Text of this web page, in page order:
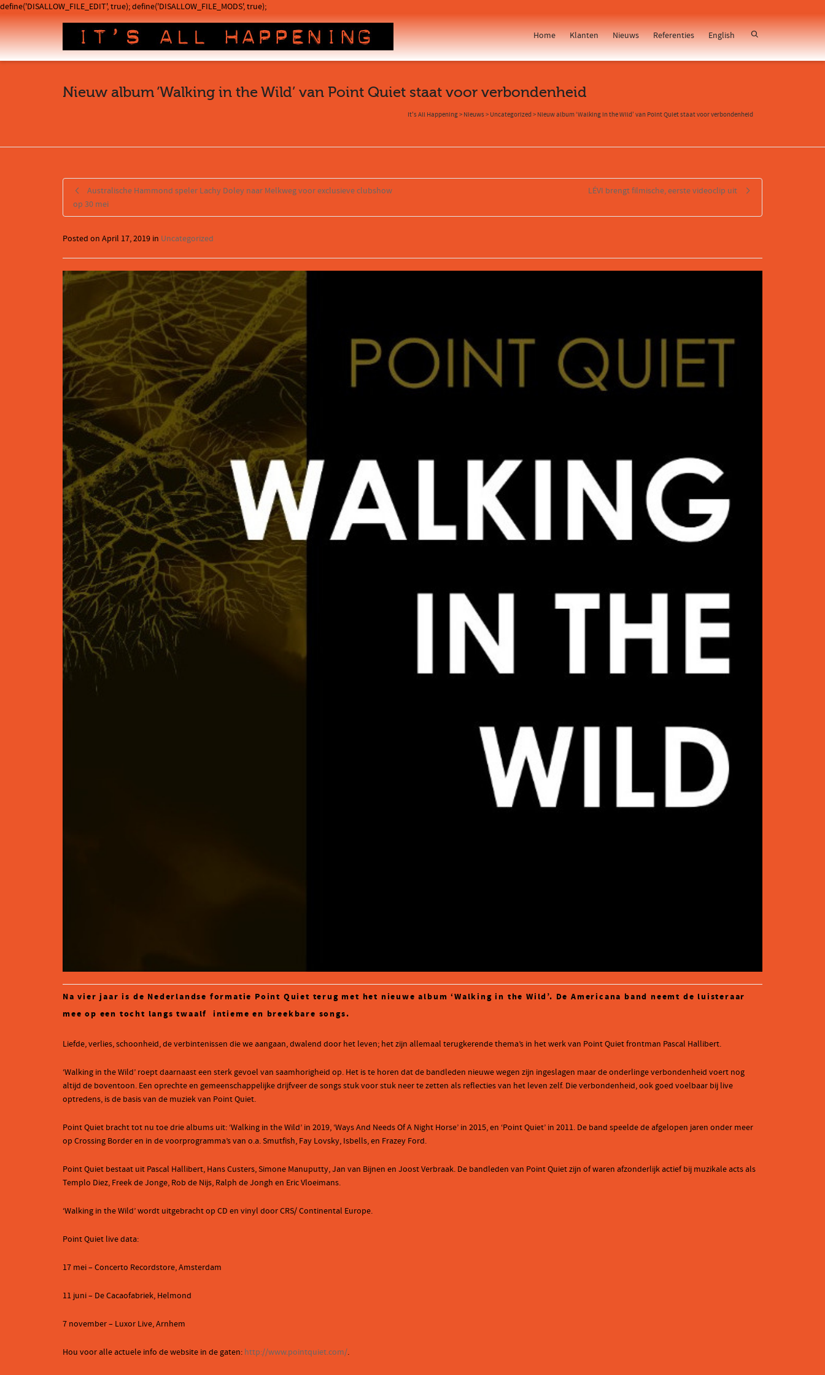
define('DISALLOW_FILE_EDIT', true); define('DISALLOW_FILE_MODS', true);
Home Klanten Nieuws Referenties English
Nieuw album ‘Walking in the Wild’ van Point Quiet staat voor verbondenheid
It's All Happening> Nieuws> Uncategorized> Nieuw album ‘Walking in the Wild’ van Point Quiet staat voor verbondenheid
Australische Hammond speler Lachy Doley naar Melkweg voor exclusieve clubshow
op 30 mei
LÉVI brengt filmische, eerste videoclip uit
Posted on April 17, 2019 in Uncategorized
Na vier jaar is de Nederlandse formatie Point Quiet terug met het nieuwe album ‘Walking in the Wild’. De Americana band neemt de luisteraar
mee op een tocht langs twaalf intieme en breekbare songs.
Liefde, verlies, schoonheid, de verbintenissen die we aangaan, dwalend door het leven; het zijn allemaal terugkerende thema’s in het werk van Point Quiet frontman Pascal Hallibert.
‘Walking in the Wild’ roept daarnaast een sterk gevoel van saamhorigheid op. Het is te horen dat de bandleden nieuwe wegen zijn ingeslagen maar de onderlinge verbondenheid voert nog
altijd de boventoon. Een oprechte en gemeenschappelijke drijfveer de songs stuk voor stuk neer te zetten als reflecties van het leven zelf. Die verbondenheid, ook goed voelbaar bij live
optredens, is de basis van de muziek van Point Quiet.
Point Quiet bracht tot nu toe drie albums uit: ‘Walking in the Wild’ in 2019, ‘Ways And Needs Of A Night Horse’ in 2015, en ‘Point Quiet’ in 2011. De band speelde de afgelopen jaren onder meer
op Crossing Border en in de voorprogramma’s van o.a. Smutfish, Fay Lovsky, Isbells, en Frazey Ford.
Point Quiet bestaat uit Pascal Hallibert, Hans Custers, Simone Manuputty, Jan van Bijnen en Joost Verbraak. De bandleden van Point Quiet zijn of waren afzonderlijk actief bij muzikale acts als
Templo Diez, Freek de Jonge, Rob de Nijs, Ralph de Jongh en Eric Vloeimans.
‘Walking in the Wild’ wordt uitgebracht op CD en vinyl door CRS/ Continental Europe.
Point Quiet live data:
17 mei – Concerto Recordstore, Amsterdam
11 juni – De Cacaofabriek, Helmond
7 november – Luxor Live, Arnhem
Hou voor alle actuele info de website in de gaten: http://www.pointquiet.com/.